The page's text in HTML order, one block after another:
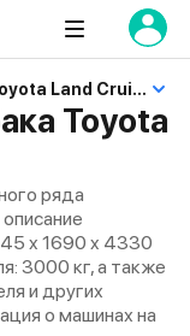
Объем топливного бака Toyota Land Cruiser Prado
Toyota
ряда
x 1690 x 4330
3000 кг, а также
и других
о машинах на